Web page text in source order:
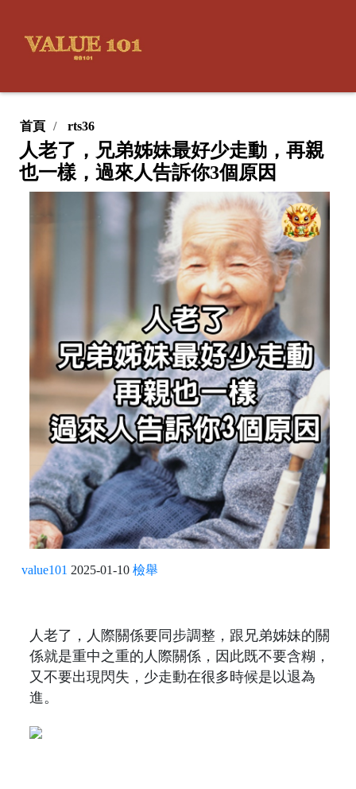
首頁 rts36
人老了，兄弟姊妹最好少走動，再親
也一樣，過來人告訴你3個原因
value101 2025-01-10 檢舉
人老了，人際關係要同步調整，跟兄弟姊妹的關
係就是重中之重的人際關係，因此既不要含糊，
又不要出現閃失，少走動在很多時候是以退為
進。